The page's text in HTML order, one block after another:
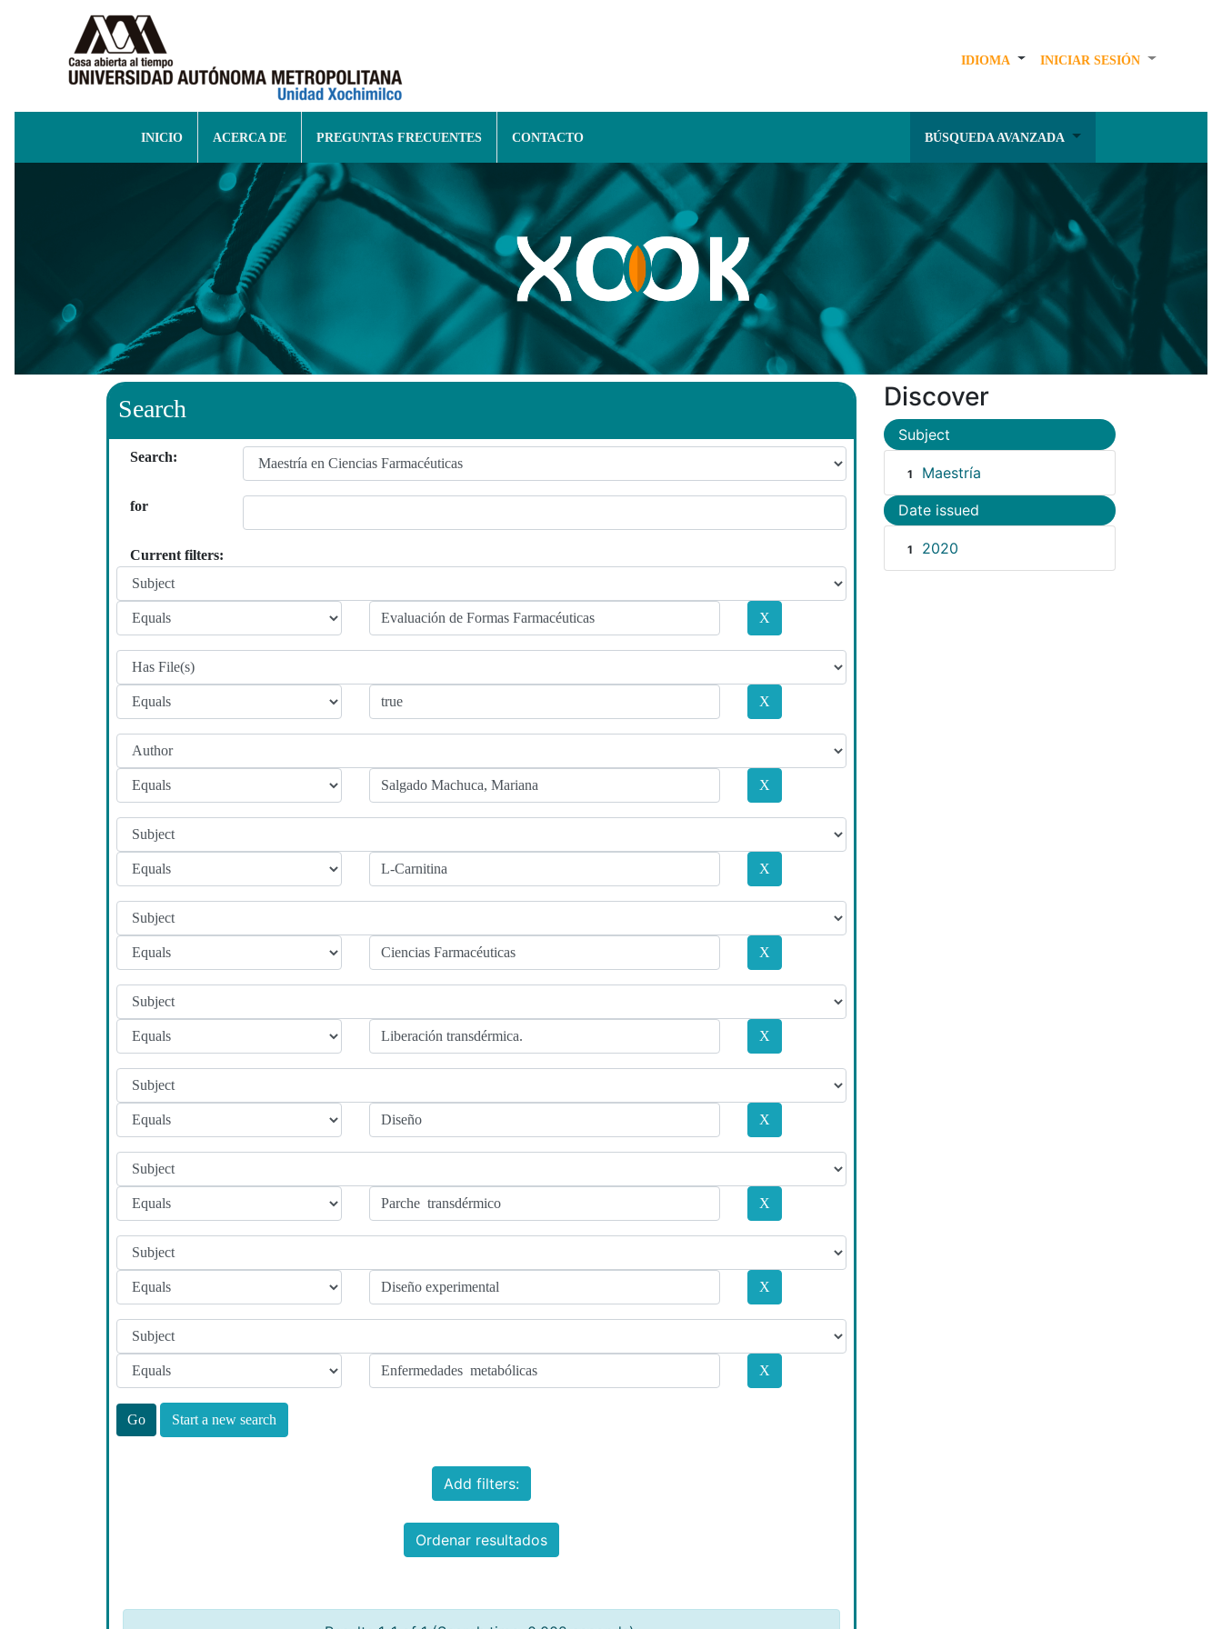
IDIOMA INICIAR SESIÓN
INICIO ACERCA DE PREGUNTAS FRECUENTES CONTACTO BÚSQUEDA AVANZADA
Search
Search:
for
Current filters:
Start a new search
Add filters:
Ordenar resultados
Discover
Subject
1 Maestría
Date issued
1 2020